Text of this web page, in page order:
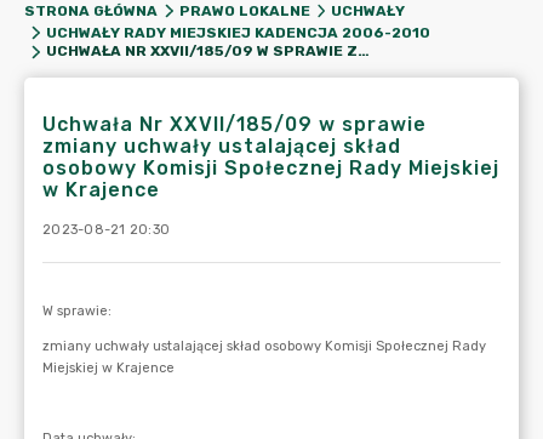
STRONA GŁÓWNA PRAWO LOKALNE
UCHWAŁY
UCHWAŁY RADY MIEJSKIEJ KADENCJA 2006-2010
UCHWAŁA NR XXVII/185/09 W SPRAWIE ZMIANY UCHWAŁY USTALAJĄCEJ SKŁAD OSOBOWY KOMISJI SPOŁECZNEJ RADY MIEJSKIEJ W KRAJENCE
Uchwała Nr XXVII/185/09 w sprawie
zmiany uchwały ustalającej skład
osobowy Komisji Społecznej Rady Miejskiej
w Krajence
2023-08-21 20:30